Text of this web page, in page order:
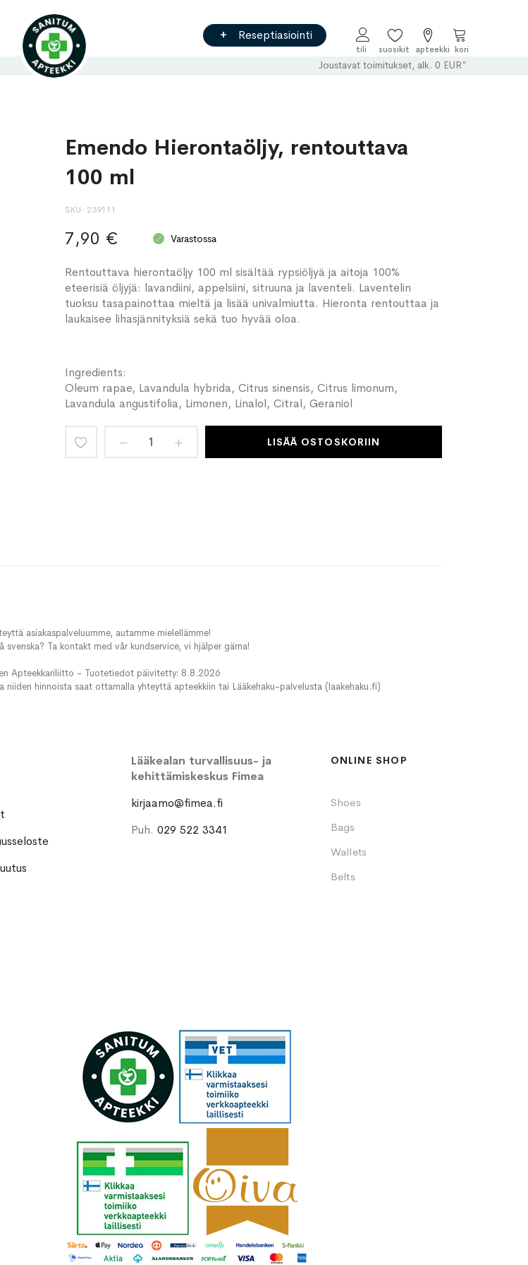
Reseptiasiointi
Ostoskori
Joustavat toimitukset, alk. 0 EUR*
Emendo Hierontaöljy, rentouttava
100 ml
SKU 239111
7,90 € Varastossa
Rentouttava hierontaöljy 100 ml sisältää rypsiöljyä ja aitoja 100%
eteerisiä öljyjä: lavandiini, appelsiini, sitruuna ja laventeli. Laventelin
tuoksu tasapainottaa mieltä ja lisää univalmiutta. Hieronta rentouttaa ja
laukaisee lihasjännityksiä sekä tuo hyvää oloa.
Ingredients:
Oleum rapae, Lavandula hybrida, Citrus sinensis, Citrus limonum,
Lavandula angustifolia, Limonen, Linalol, Citral, Geraniol
LISÄÄ OSTOSKORIIN
asiakaspalveluumme, autamme mielellämme!
Ta kontakt med vår kundservice, vi hjälper gärna!
Apteekkariliitto - Tuotetiedot päivitetty: 8.8.2026
hinnoista saat ottamalla yhteyttä apteekkiin tai Lääkehaku-palvelusta (laakehaku.fi)
Lääkealan turvallisuus- ja
kehittämiskeskus Fimea
kirjaamo@fimea.fi
Puh.029 522 3341
ONLINE SHOP
Shoes
Bags
Wallets
Belts